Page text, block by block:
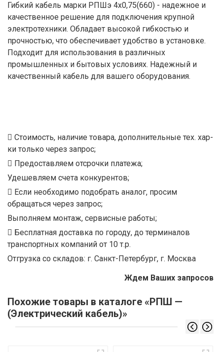
Гибкий кабель марки РПШэ 4х0,75(660) - надежное и
качественное решение для подключения крупной
электротехники. Обладает высокой гибкостью и
прочностью, что обеспечивает удобство в установке.
Подходит для использования в различных
промышленных и бытовых условиях. Надежный и
качественный кабель для вашего оборудования.
Стоимость, наличие товара, дополнительные тех. хар-
ки только через запрос;
Предоставляем отсрочки платежа;
Удешевляем счета конкурентов;
Если необходимо подобрать аналог, просим
обращаться через запрос;
Выполняем монтаж, сервисные работы;
Бесплатная доставка по городу, до терминалов
транспортных компаний от 10 т.р.
Отгрузка со складов: г. Санкт-Петербург, г. Москва
Ждем Ваших запросов
Похожие товары в каталоге «РПШ —
(Электрический кабель)»